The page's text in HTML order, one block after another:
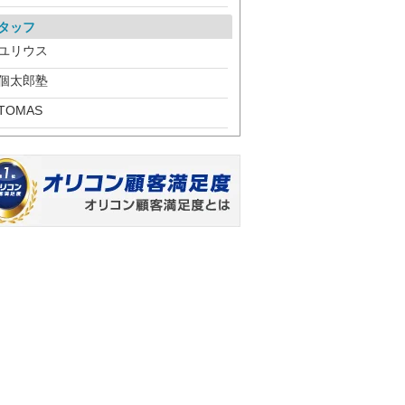
ッフ
リウス
太郎塾